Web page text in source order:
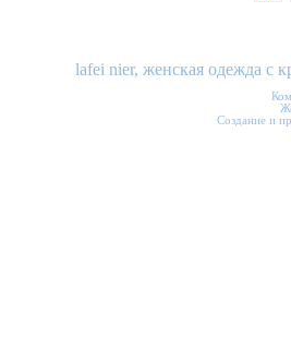
lafei nier, женская одежда с
Создание и